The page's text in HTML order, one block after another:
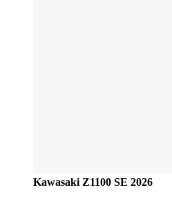
Kawasaki Z1100 SE 2026